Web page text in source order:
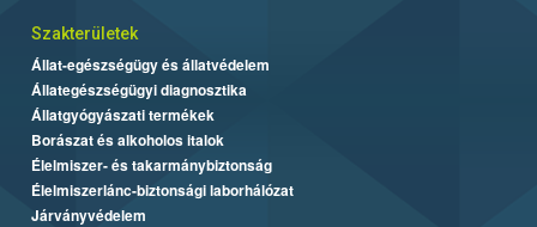
Szakterületek
Állat-egészségügy és állatvédelem
Állategészségügyi diagnosztika
Állatgyógyászati termékek
Borászat és alkoholos italok
Élelmiszer- és takarmánybiztonság
Élelmiszerlánc-biztonsági laborhálózat
Járványvédelem